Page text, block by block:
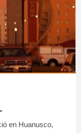
en Huanusco,